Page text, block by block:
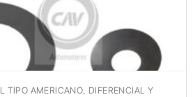
TIPO AMERICANO DIFERENCIAL Y